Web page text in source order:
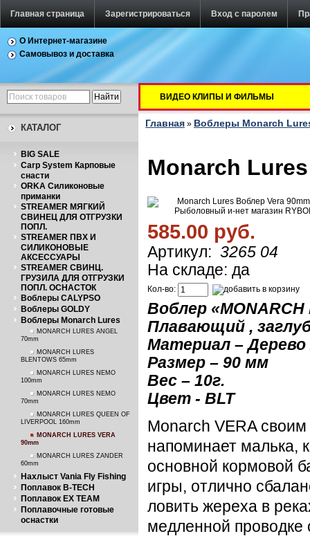
Главная страница Зарегистрироваться Вход с паролем
О Интернет-магазине
Самовывоз и доставка
КАТАЛОГ
BIG SALE
Carp System Карповые
снасти
ORKA Силиконовые
приманки
STREAMER МЯГКИЙ
СВИНЕЦ ДЛЯ ОТГРУЗКИ
ПОПЛ.
STREAMER ПВХ И
СИЛИКОНОВЫЕ
АКСЕССУАРЫ
STREAMER СВИНЦ.
ГРУЗИЛА ДЛЯ ОТГРУЗКИ
ПОПЛ. ОСНАСТОК
Воблеры CALYPSO
Воблеры GOLDY
Воблеры Monarch Lures
MONARCH LURES ANGEL
70mm
MONARCH LURES
BLENTOWS 65mm
MONARCH LURES NEMO
100mm
MONARCH LURES NEMO
70mm
MONARCH LURES QUEEN OF
LIVERPOOL 160mm
MONARCH LURES VERA
90mm
MONARCH LURES ZANDER
60mm
Нахлыст Vania Fly Fishing
Поплавок B-TECH
Поплавок EX TEAM
Поплавочные готовые
оснастки
ВИДЕО КЛИПЫ И ФИЛЬМЫ
Главная » Воблеры Monarch
Monarch
585.00 руб.
Артикул: 3265 04
На складе: да
Кол-во:
Воблер «MONARCH
Плавающий ,
Материал –
Размер – 90 мм
Вес – 10г.
Цвет - BLT
Monarch VERA
напоминает малька,
основной кормовой
игры, отлично
ловить жереха в
медленной